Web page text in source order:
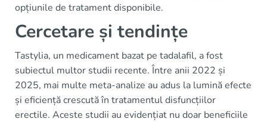
opțiunile de tratament disponibile.
Cercetare și tendințe
Tastylia, un medicament bazat pe tadalafil, a fost
subiectul multor studii recente. Între anii 2022 și
2025, mai multe meta-analize au adus la lumină efecte
și eficiență crescută în tratamentul disfuncțiilor
erectile. Aceste studii au evidențiat nu doar beneficiile